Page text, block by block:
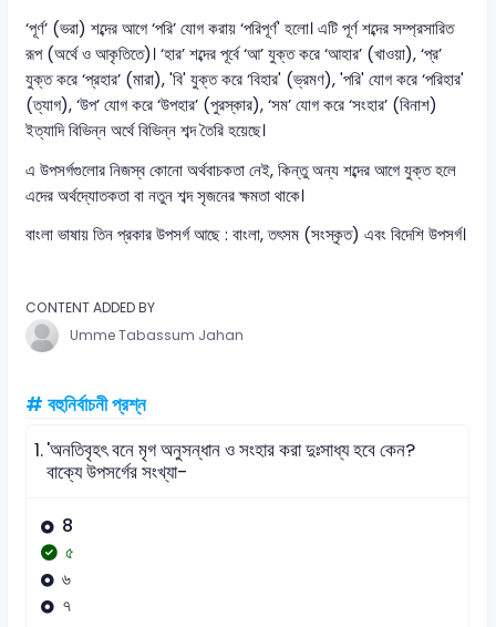
‘পূর্ণ’ (ভরা) শব্দের আগে ‘পরি’ যোগ করায় ‘পরিপূর্ণ' হলো। এটি পূর্ণ শব্দের সম্প্রসারিত
রূপ (অর্থে ও আকৃতিতে)। ‘হার’ শব্দের পূর্বে ‘আ’ যুক্ত করে ‘আহার’ (খাওয়া), ‘প্র’
যুক্ত করে ‘প্রহার’ (মারা), 'বি' যুক্ত করে ‘বিহার' (ভ্রমণ), 'পরি' যোগ করে ‘পরিহার'
(ত্যাগ), ‘উপ’ যোগ করে ‘উপহার’ (পুরস্কার), ‘সম’ যোগ করে ‘সংহার’ (বিনাশ)
ইত্যাদি বিভিন্ন অর্থে বিভিন্ন শব্দ তৈরি হয়েছে।
এ উপসর্গগুলোর নিজস্ব কোনো অর্থবাচকতা নেই, কিন্তু অন্য শব্দের আগে যুক্ত হলে
এদের অর্থদ্যোতকতা বা নতুন শব্দ সৃজনের ক্ষমতা থাকে।
বাংলা ভাষায় তিন প্রকার উপসর্গ আছে : বাংলা, তৎসম (সংস্কৃত) এবং বিদেশি উপসর্গ।
CONTENT ADDED BY
Umme Tabassum Jahan
# বহুনির্বাচনী প্রশ্ন
1.'অনতিবৃহৎ বনে মৃগ অনুসন্ধান ও সংহার করা দুঃসাধ্য হবে কেন?
বাক্যে উপসর্গের সংখ্যা-
8
৫
৬
৭